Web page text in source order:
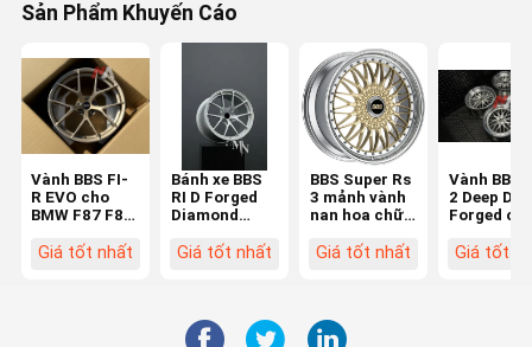
Sản Phẩm Khuyến Cáo
Vành BBS FI-
R EVO cho
BMW F87 F82
M4
Giá tốt nhất
Bánh xe BBS
RI D Forged
Diamond
Giá tốt nhất
BBS Super Rs
3 mảnh vành
nan hoa chữ
Giá tốt nhất
Vành BBS
2 Deep
Forged
F80 F82
Giá tốt